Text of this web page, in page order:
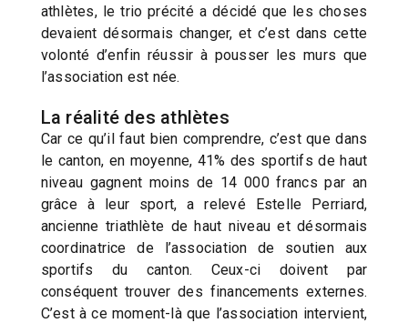
athlètes, le trio précité a décidé que les choses
devaient désormais changer, et c’est dans cette
volonté d’enfin réussir à pousser les murs que
l’association est née.
La réalité des athlètes
Car ce qu’il faut bien comprendre, c’est que dans
le canton, en moyenne, 41% des sportifs de haut
niveau gagnent moins de 14 000 francs par an
grâce à leur sport, a relevé Estelle Perriard,
ancienne triathlète de haut niveau et désormais
coordinatrice de l’association de soutien aux
sportifs du canton. Ceux-ci doivent par
conséquent trouver des financements externes.
C’est à ce moment-là que l’association intervient,